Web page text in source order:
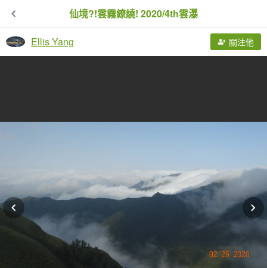
仙境?!雲霧繚繞! 2020/4th雲瀑
Ellis Yang 關注他